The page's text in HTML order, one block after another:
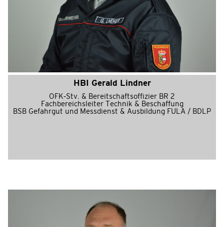
HBI Gerald Lindner
OFK-Stv. & Bereitschaftsoffizier BR 2
Fachbereichsleiter Technik & Beschaffung
BSB Gefahrgut und Messdienst & Ausbildung FULA / BDLP